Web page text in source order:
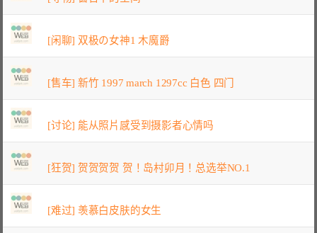
[闲聊] 双极の女神1 木魔爵
[售车] 新竹 1997 march 1297cc 白色 四门
[讨论] 能从照片感受到摄影者心情吗
[狂贺] 贺贺贺贺 贺！岛村卯月！总选举NO.1
[难过] 羡慕白皮肤的女生